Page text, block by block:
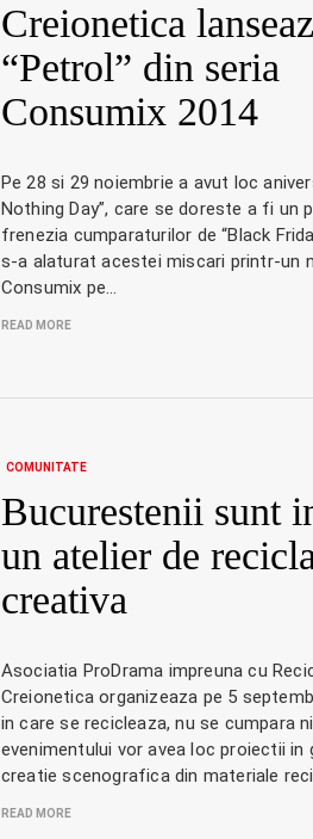
Creionetica
“Petrol” din seria
Consumix 2014
Pe 28 si 29 noiembrie a avut loc
Nothing Day”, care se doreste a fi un
frenezia cumparaturilor de “Black
s-a alaturat acestei miscari printr-un
Consumix pe…
READ MORE
COMUNITATE
Bucurestenii sunt
un atelier de
creativa
Asociatia ProDrama impreuna cu
Creionetica organizeaza pe 5
in care se recicleaza, nu se cumpara
evenimentului vor avea loc proiectii in
creatie scenografica din materiale
READ MORE